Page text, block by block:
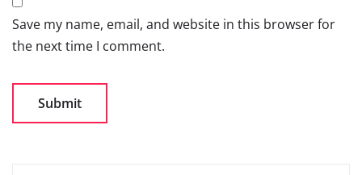
Save my name, email, and website in this browser for
the next time I comment.